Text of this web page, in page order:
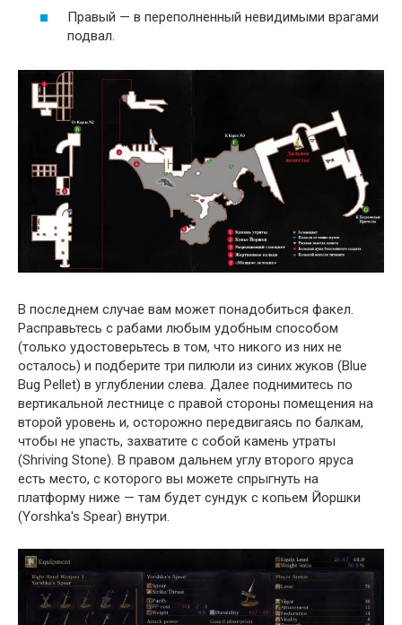
Правый — в переполненный невидимыми врагами
подвал.
В последнем случае вам может понадобиться факел.
Расправьтесь с рабами любым удобным способом
(только удостоверьтесь в том, что никого из них не
осталось) и подберите три пилюли из синих жуков (Blue
Bug Pellet) в углублении слева. Далее поднимитесь по
вертикальной лестнице с правой стороны помещения на
второй уровень и, осторожно передвигаясь по балкам,
чтобы не упасть, захватите с собой камень утраты
(Shriving Stone). В правом дальнем углу второго яруса
есть место, с которого вы можете спрыгнуть на
платформу ниже — там будет сундук с копьем Йоршки
(Yorshka's Spear) внутри.